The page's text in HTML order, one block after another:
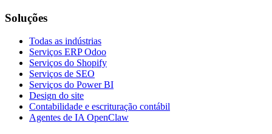
Soluções
Todas as indústrias
Serviços ERP Odoo
Serviços do Shopify
Serviços de SEO
Serviços do Power BI
Design do site
Contabilidade e escrituração contábil
Agentes de IA OpenClaw